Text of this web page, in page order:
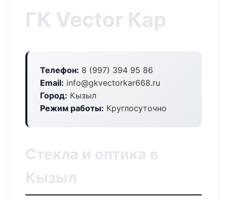
ГК Vector Кар
Телефон: 8 (997) 394 95 86
Email: info@gkvectorkar668.ru
Город: Кызыл
Режим работы: Круглосуточно
Стекла и оптика в
Кызыл